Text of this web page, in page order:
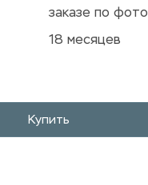
заказе по фото
18 месяцев
Купить